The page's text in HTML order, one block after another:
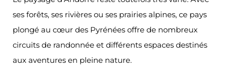
ses forêts, ses rivières ou ses prairies alpines, ce pays
plongé au cœur des Pyrénées offre de nombreux
circuits de randonnée et différents espaces destinés
aux aventures en pleine nature.